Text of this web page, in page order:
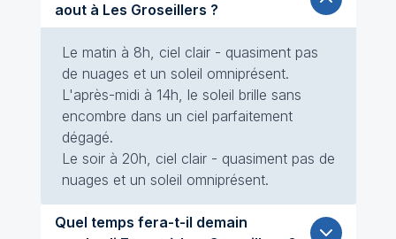
aout à Les Groseillers ?
Le matin à 8h, ciel clair - quasiment pas
de nuages et un soleil omniprésent.
L'après-midi à 14h, le soleil brille sans
encombre dans un ciel parfaitement
dégagé.
Le soir à 20h, ciel clair - quasiment pas de
nuages et un soleil omniprésent.
Quel temps fera-t-il demain